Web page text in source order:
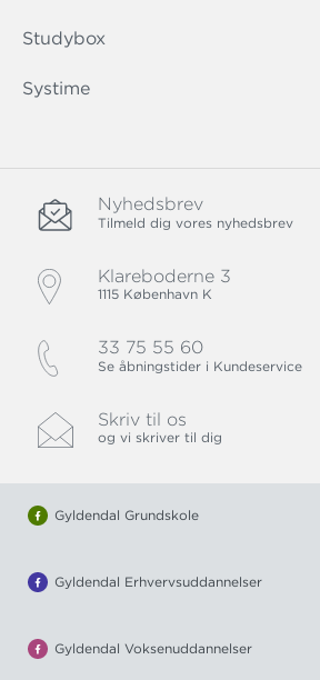
Studybox
Systime
Nyhedsbrev
Tilmeld dig vores nyhedsbrev
Klareboderne 3
1115 København K
33 75 55 60
Se åbningstider i Kundeservice
Skriv til os
og vi skriver til dig
Gyldendal Grundskole
Gyldendal Erhvervsuddannelser
Gyldendal Voksenuddannelser